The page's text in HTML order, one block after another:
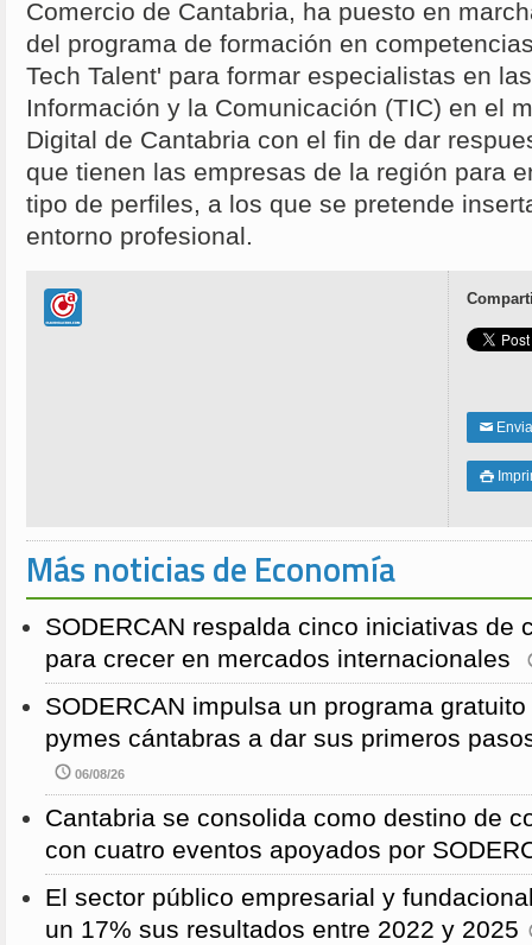
Comercio de Cantabria, ha puesto en
del programa de formación en
Tech Talent' para formar especialistas en
Información y la Comunicación (TIC) en el
Digital de Cantabria con el fin de dar
que tienen las empresas de la región para
tipo de perfiles, a los que se pretende
entorno profesional.
✉

Más noticias de Economía
SODERCAN respalda cinco iniciativas de
para crecer en mercados internacionales
SODERCAN impulsa un programa
pymes cántabras a dar sus primeros
06/08/26
Cantabria se consolida como destino de
con cuatro eventos apoyados por
El sector público empresarial y
un 17% sus resultados entre 2022 y 2025